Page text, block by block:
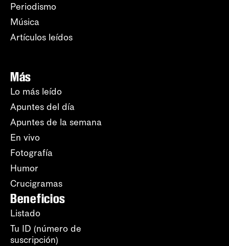
Periodismo
Música
Artículos leídos
Más
Lo más leído
Apuntes del día
Apuntes de la semana
En vivo
Fotografía
Humor
Crucigramas
Beneficios
Listado
Tu ID (número de
suscripción)